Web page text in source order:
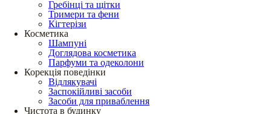
Гребінці та щітки
Тримери та фени
Кігтерізи
Косметика
Шампуні
Доглядова косметика
Парфуми та одеколони
Корекція поведінки
Відлякувачі
Заспокійливі засоби
Засоби для приваблення
Чистота в будинку